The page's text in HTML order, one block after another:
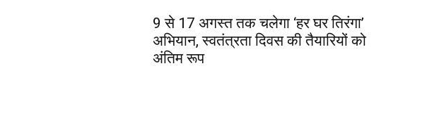
9 से 17 अगस्त तक चलेगा ‘हर घर तिरंगा’
अभियान, स्वतंत्रता दिवस की तैयारियों को
अंतिम रूप